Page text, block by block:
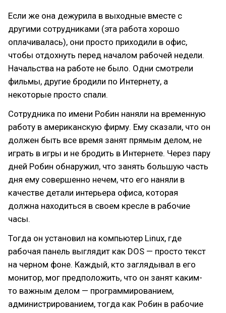
Если же она дежурила в выходные вместе с
другими сотрудниками (эта работа хорошо
оплачивалась), они просто приходили в офис,
чтобы отдохнуть перед началом рабочей недели.
Начальства на работе не было. Одни смотрели
фильмы, другие бродили по Интернету, а
некоторые просто спали.
Сотрудника по имени Робин наняли на временную
работу в американскую фирму. Ему сказали, что он
должен быть все время занят прямым делом, не
играть в игры и не бродить в Интернете. Через пару
дней Робин обнаружил, что занять большую часть
дня ему совершенно нечем, что его наняли в
качестве детали интерьера офиса, которая
должна находиться в своем кресле в рабочие
часы.
Тогда он установил на компьютер Linux, где
рабочая панель выглядит как DOS — просто текст
на черном фоне. Каждый, кто заглядывал в его
монитор, мог предположить, что он занят каким-
то важным делом — программированием,
администрированием, тогда как Робин в рабочие